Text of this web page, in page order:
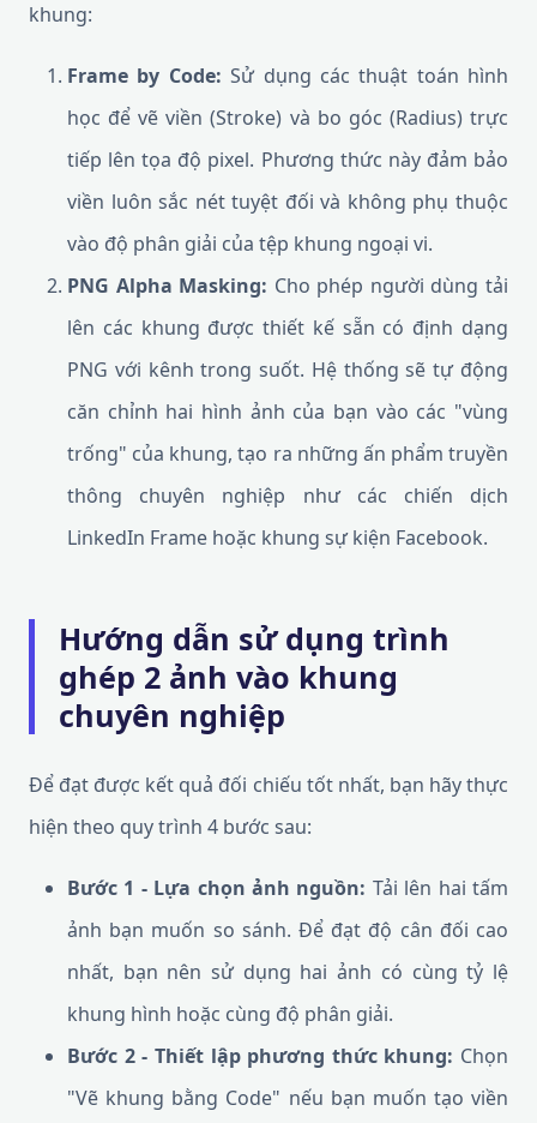
khung:
Frame by Code: Sử dụng các thuật toán hình
học để vẽ viền (Stroke) và bo góc (Radius) trực
tiếp lên tọa độ pixel. Phương thức này đảm bảo
viền luôn sắc nét tuyệt đối và không phụ thuộc
vào độ phân giải của tệp khung ngoại vi.
PNG Alpha Masking: Cho phép người dùng tải
lên các khung được thiết kế sẵn có định dạng
PNG với kênh trong suốt. Hệ thống sẽ tự động
căn chỉnh hai hình ảnh của bạn vào các "vùng
trống" của khung, tạo ra những ấn phẩm truyền
thông chuyên nghiệp như các chiến dịch
LinkedIn Frame hoặc khung sự kiện Facebook.
Hướng dẫn sử dụng trình
ghép 2 ảnh vào khung
chuyên nghiệp
Để đạt được kết quả đối chiếu tốt nhất, bạn hãy thực
hiện theo quy trình 4 bước sau:
Bước 1 - Lựa chọn ảnh nguồn: Tải lên hai tấm
ảnh bạn muốn so sánh. Để đạt độ cân đối cao
nhất, bạn nên sử dụng hai ảnh có cùng tỷ lệ
khung hình hoặc cùng độ phân giải.
Bước 2 - Thiết lập phương thức khung: Chọn
"Vẽ khung bằng Code" nếu bạn muốn tạo viền